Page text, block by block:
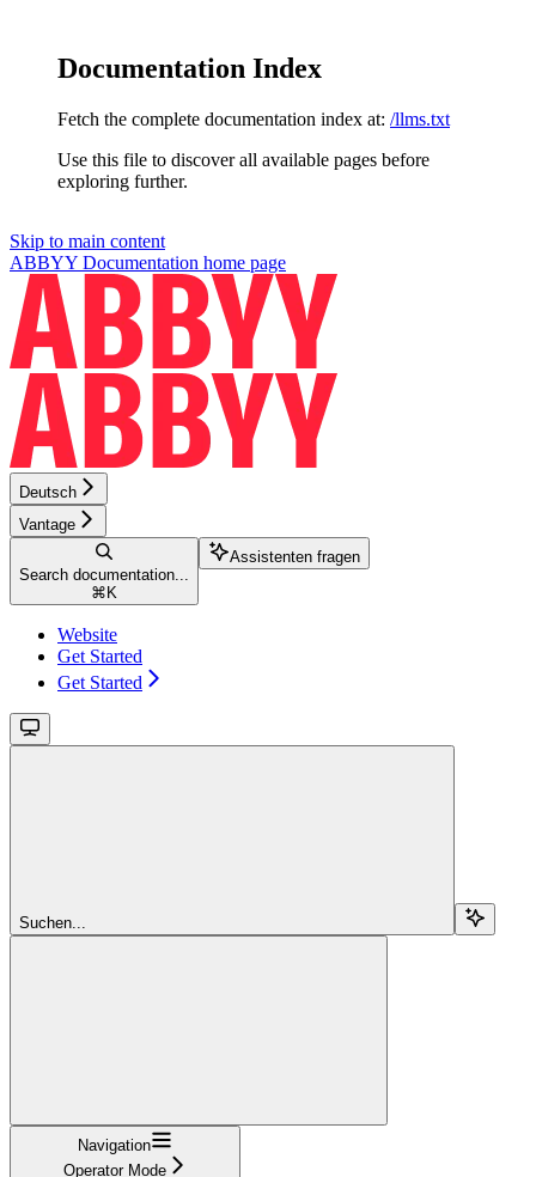
Documentation Index
Fetch the complete documentation index at: /llms.txt
Use this file to discover all available pages before
exploring further.
Skip to main content
ABBYY Documentation home page
Deutsch
Vantage
Search documentation...
⌘ K
Assistenten fragen
Website
Get Started
Get Started
Suchen...
Navigation
Operator Mode